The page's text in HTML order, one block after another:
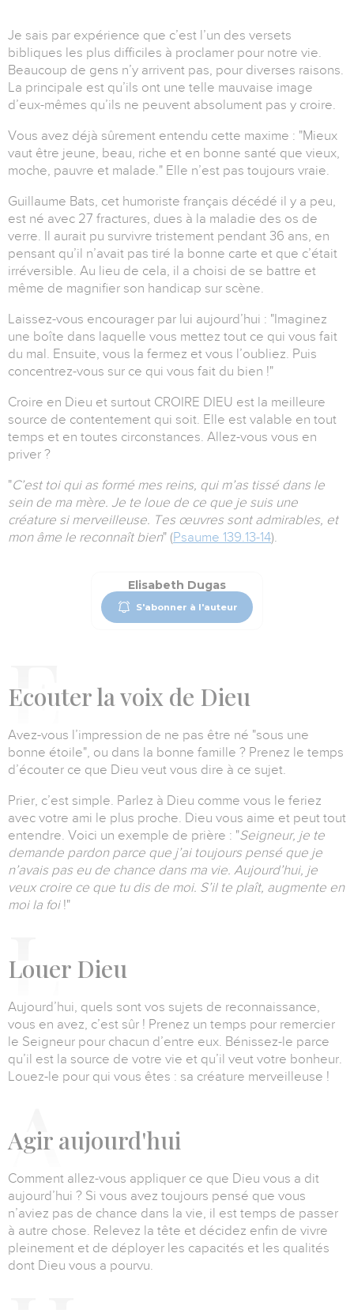
Je sais par expérience que c’est l’un des versets
bibliques les plus difficiles à proclamer pour notre vie.
Beaucoup de gens n’y arrivent pas, pour diverses raisons.
La principale est qu’ils ont une telle mauvaise image
d’eux-mêmes qu’ils ne peuvent absolument pas y croire.
Vous avez déjà sûrement entendu cette maxime : "Mieux
vaut être jeune, beau, riche et en bonne santé que vieux,
moche, pauvre et malade." Elle n’est pas toujours vraie.
Guillaume Bats, cet humoriste français décédé il y a peu,
est né avec 27 fractures, dues à la maladie des os de
verre.
Il aurait pu survivre tristement pendant 36 ans, en
pensant qu’il n’avait pas tiré la bonne carte et que c’était
irréversible. Au lieu de cela, il a choisi de se battre et
même de magnifier son handicap sur scène.
Laissez-vous encourager par lui aujourd’hui : "Imaginez
une boîte dans laquelle vous mettez tout ce qui vous fait
du mal. Ensuite, vous la fermez et vous l’oubliez. Puis
concentrez-vous sur ce qui vous fait du bien !"
Croire en Dieu et surtout CROIRE DIEU est la meilleure
source de contentement qui soit. Elle est valable en tout
temps et en toutes circonstances. Allez-vous vous en
priver ?
"C’est toi qui as formé mes reins, qui m’as tissé dans le
sein de ma mère. Je te loue de ce que je suis une
créature si merveilleuse. Tes œuvres sont admirables, et
mon âme le reconnaît bien" (Psaume 139.13-14).
Elisabeth Dugas
S'abonner à l'auteur
Ecouter la voix de Dieu
Avez-vous l’impression de ne pas être né "sous une
bonne étoile", ou dans la bonne famille ? Prenez le temps
d’écouter ce que Dieu veut vous dire à ce sujet.
Prier, c’est simple. Parlez à Dieu comme vous le feriez
avec votre ami le plus proche. Dieu vous aime et peut tout
entendre. Voici un exemple de prière : "Seigneur, je te
demande pardon parce que j’ai toujours pensé que je
n’avais pas eu de chance dans ma vie. Aujourd’hui, je
veux croire ce que tu dis de moi. S’il te plaît, augmente en
moi la foi !"
Louer Dieu
Aujourd’hui, quels sont vos sujets de reconnaissance,
vous en avez, c’est sûr ! Prenez un temps pour remercier
le Seigneur pour chacun d’entre eux. Bénissez-le parce
qu’il est la source de votre vie et qu’il veut votre bonheur.
Louez-le pour qui vous êtes : sa créature merveilleuse !
Agir aujourd'hui
Comment allez-vous appliquer ce que Dieu vous a dit
aujourd’hui ? Si vous avez toujours pensé que vous
n’aviez pas de chance dans la vie, il est temps de passer
à autre chose. Relevez la tête et décidez enfin de vivre
pleinement et de déployer les capacités et les qualités
dont Dieu vous a pourvu.